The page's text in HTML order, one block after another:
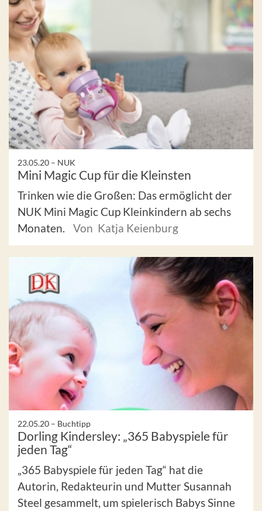
23.05.20 – NUK
Mini Magic Cup für die Kleinsten
Trinken wie die Großen: Das ermöglicht der
NUK Mini Magic Cup Kleinkindern ab sechs
Monaten.
Von Katja Keienburg
22.05.20 – Buchtipp
Dorling Kindersley: „365 Babyspiele für
jeden Tag“
„365 Babyspiele für jeden Tag“ hat die
Autorin, Redakteurin und Mutter Susannah
Steel gesammelt, um spielerisch Babys Sinne